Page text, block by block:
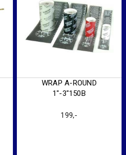
WRAP A-ROUND
1″-3″150B
199,-